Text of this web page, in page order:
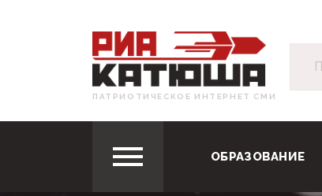
ПАТРИОТИЧЕСКОЕ ИНТЕРНЕТ СМИ
ОБРАЗОВАНИЕ